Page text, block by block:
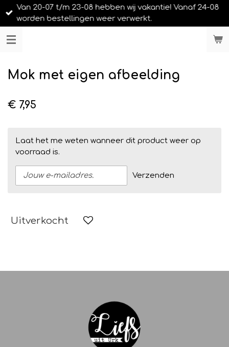
Ga
direct
de
Van 20-07 t/m 23-08 hebben wij vakantie! Vanaf 24-08
worden bestellingen weer verwerkt.
Mok met eigen afbeelding
€ 7,95
Laat het me weten wanneer dit product weer op
voorraad is.
Verzenden
Uitverkocht